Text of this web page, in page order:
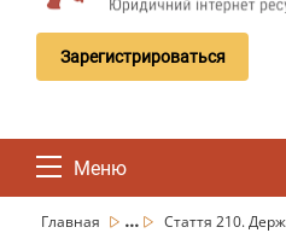
Зарегистрироваться
Меню
Главная ... Стаття 210.